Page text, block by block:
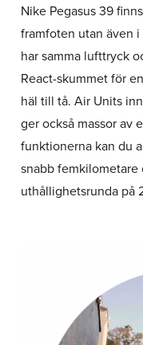
Nike Pegasus 39
framfoten utan även i
har samma lufttryck
React-skummet för
häl till tå. Air Units
ger också massor av
funktionerna kan du
snabb
uthållighetsrunda på